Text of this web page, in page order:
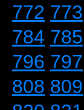
772 773
784 785
796 797
808 809